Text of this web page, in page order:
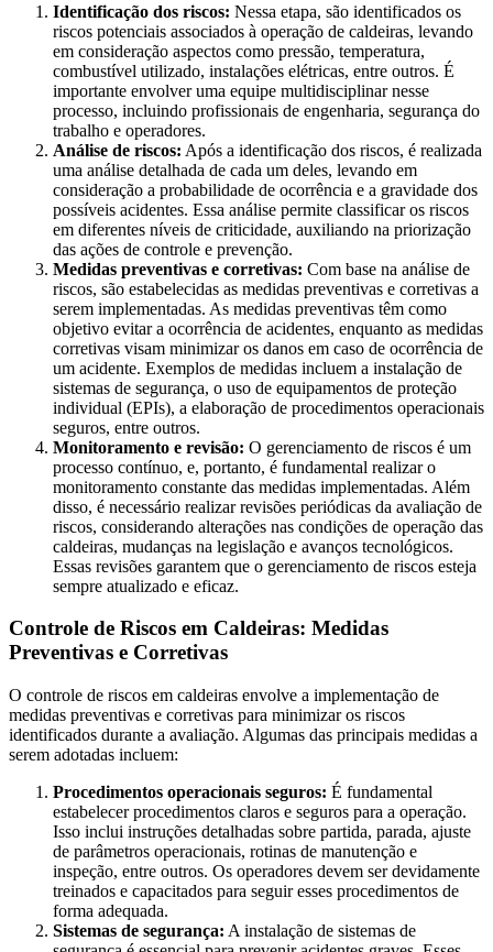
Identificação dos riscos: Nessa etapa, são identificados os
riscos potenciais associados à operação de caldeiras, levando
em consideração aspectos como pressão, temperatura,
combustível utilizado, instalações elétricas, entre outros. É
importante envolver uma equipe multidisciplinar nesse
processo, incluindo profissionais de engenharia, segurança do
trabalho e operadores.
Análise de riscos: Após a identificação dos riscos, é realizada
uma análise detalhada de cada um deles, levando em
consideração a probabilidade de ocorrência e a gravidade dos
possíveis acidentes. Essa análise permite classificar os riscos
em diferentes níveis de criticidade, auxiliando na priorização
das ações de controle e prevenção.
Medidas preventivas e corretivas: Com base na análise de
riscos, são estabelecidas as medidas preventivas e corretivas a
serem implementadas. As medidas preventivas têm como
objetivo evitar a ocorrência de acidentes, enquanto as medidas
corretivas visam minimizar os danos em caso de ocorrência de
um acidente. Exemplos de medidas incluem a instalação de
sistemas de segurança, o uso de equipamentos de proteção
individual (EPIs), a elaboração de procedimentos operacionais
seguros, entre outros.
Monitoramento e revisão: O gerenciamento de riscos é um
processo contínuo, e, portanto, é fundamental realizar o
monitoramento constante das medidas implementadas. Além
disso, é necessário realizar revisões periódicas da avaliação de
riscos, considerando alterações nas condições de operação das
caldeiras, mudanças na legislação e avanços tecnológicos.
Essas revisões garantem que o gerenciamento de riscos esteja
sempre atualizado e eficaz.
Controle de Riscos em Caldeiras: Medidas
Preventivas e Corretivas
O controle de riscos em caldeiras envolve a implementação de
medidas preventivas e corretivas para minimizar os riscos
identificados durante a avaliação. Algumas das principais medidas a
serem adotadas incluem:
Procedimentos operacionais seguros: É fundamental
estabelecer procedimentos claros e seguros para a operação.
Isso inclui instruções detalhadas sobre partida, parada, ajuste
de parâmetros operacionais, rotinas de manutenção e
inspeção, entre outros. Os operadores devem ser devidamente
treinados e capacitados para seguir esses procedimentos de
forma adequada.
Sistemas de segurança: A instalação de sistemas de